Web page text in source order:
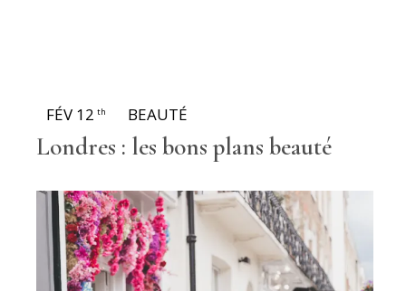
FÉV 12 th BEAUTÉ
Londres : les bons plans beauté